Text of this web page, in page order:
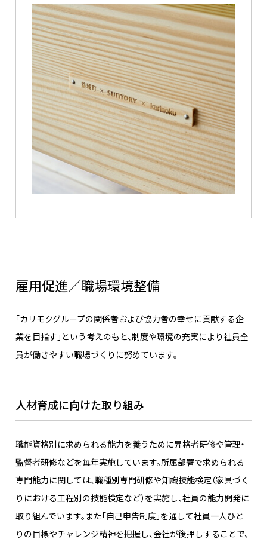
雇用促進／職場環境整備
「カリモクグループの関係者および協力者の幸せに貢献する企
業を目指す」という考えのもと、制度や環境の充実により社員全
員が働きやすい職場づくりに努めています。
人材育成に向けた取り組み
職能資格別に求められる能力を養うために昇格者研修や管理・
監督者研修などを毎年実施しています。所属部署で求められる
専門能力に関しては、職種別専門研修や知識技能検定（家具づく
りにおける工程別の技能検定など）を実施し、社員の能力開発に
取り組んでいます。また「自己申告制度」を通して社員一人ひと
りの目標やチャレンジ精神を把握し、会社が後押しすることで、